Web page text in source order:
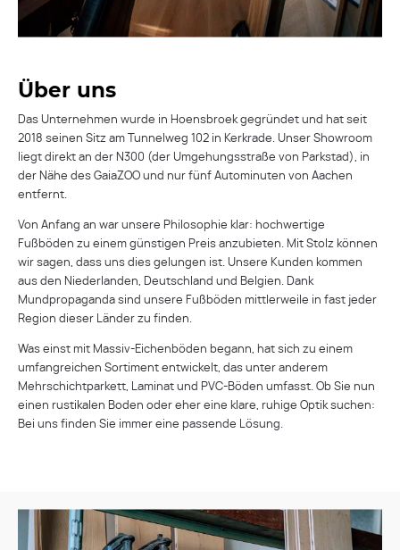
Über uns
Das Unternehmen wurde in Hoensbroek gegründet und hat seit
2018 seinen Sitz am Tunnelweg 102 in Kerkrade. Unser Showroom
liegt direkt an der N300 (der Umgehungsstraße von Parkstad), in
der Nähe des GaiaZOO und nur fünf Autominuten von Aachen
entfernt.
Von Anfang an war unsere Philosophie klar: hochwertige
Fußböden zu einem günstigen Preis anzubieten. Mit Stolz können
wir sagen, dass uns dies gelungen ist. Unsere Kunden kommen
aus den Niederlanden, Deutschland und Belgien. Dank
Mundpropaganda sind unsere Fußböden mittlerweile in fast jeder
Region dieser Länder zu finden.
Was einst mit Massiv-Eichenböden begann, hat sich zu einem
umfangreichen Sortiment entwickelt, das unter anderem
Mehrschichtparkett, Laminat und PVC-Böden umfasst. Ob Sie nun
einen rustikalen Boden oder eher eine klare, ruhige Optik suchen:
Bei uns finden Sie immer eine passende Lösung.